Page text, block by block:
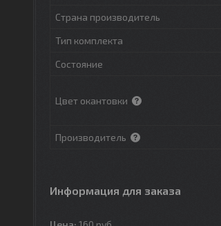
Страна производитель
Тип комплекта
Состояние
Цвет окантовки
Производитель
Информация для заказа